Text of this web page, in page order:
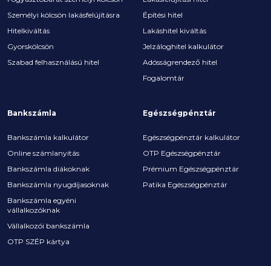
Személyi kölcsön lakásfelújításra
Hitelkiváltás
Gyorskölcsön
Szabad felhasználású hitel
Építési hitel
Lakáshitel kiváltás
Jelzáloghitel kalkulátor
Adósságrendező hitel
Fogalomtár
Bankszámla
Bankszámla kalkulátor
Online számlanyitás
Bankszámla diákoknak
Bankszámla nyugdíjasoknak
Bankszámla egyéni
vállalkozóknak
Vállalkozói bankszámla
OTP SZÉP kártya
Egészségpénztár
Egészségpénztár kalkulátor
OTP Egészségpénztár
Prémium Egészségpénztár
Patika Egészségpénztár